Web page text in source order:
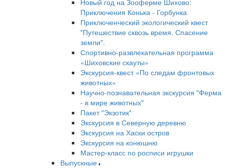
Приключения Конька - Горбунка
Приключенческий экологический квест
"Путешествие сквозь время. Спасение
земли".
Спортивно-развлекательная программа
«Шиховские скауты»
Экскурсия-квест «По следам фронтовых
животных»
Научно-познавательная экскурсия "Ферма
- в мире животных"
Пакет "Экзотик"
Экскурсия в Северную деревню
Экскурсия на Хаски остров
Экскурсия на конюшню
Мастер-класс по росписи игрушки
Выпускные